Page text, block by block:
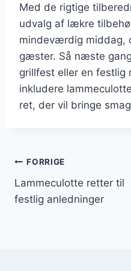
Med de rigtige
udvalg af lækre
mindeværdig middag,
gæster. Så næste
grillfest eller en festlig
inkludere
ret, der vil bringe
FORRIGE
Lammeculotte retter til
festlig anledninger